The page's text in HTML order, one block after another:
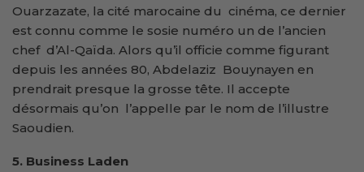
Ouarzazate, la cité marocaine du cinéma, ce dernier
est connu comme le sosie numéro un de l’ancien
chef d’Al-Qaïda. Alors qu’il officie comme figurant
depuis les années 80, Abdelaziz Bouynayen en
prendrait presque la grosse tête. Il accepte
désormais qu’on l’appelle par le nom de l’illustre
Saoudien.
5. Business Laden